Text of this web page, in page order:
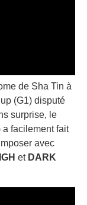
de Sha Tin à
(G1) disputé
surprise, le
a facilement fait
avec
et DARK